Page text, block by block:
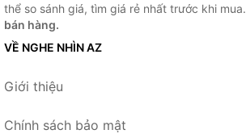
thể so sánh giá, tìm giá rẻ nhất trước khi mua.
bán hàng.
VỀ NGHE NHÌN AZ
Giới thiệu
Chính sách bảo mật